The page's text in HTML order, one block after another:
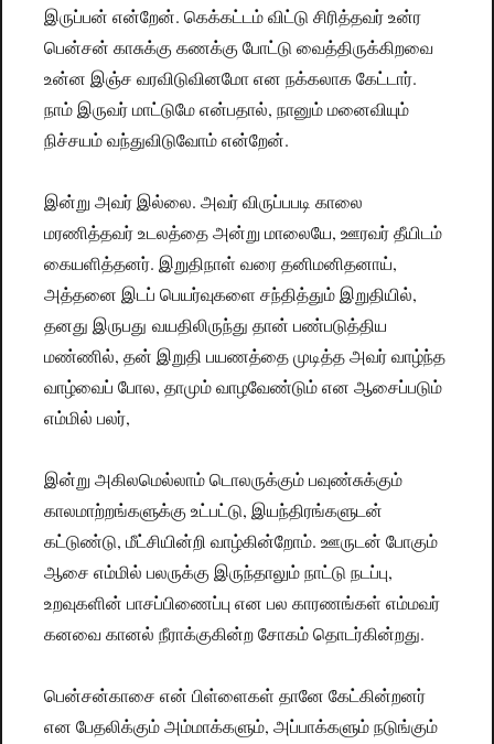
இருப்பன் என்றேன். கெக்கட்டம் விட்டு சிரித்தவர் உன்ர
பென்சன் காசுக்கு கணக்கு போட்டு வைத்திருக்கிறவை
உன்ன இஞ்ச வரவிடுவினமோ என நக்கலாக கேட்டார்.
நாம் இருவர் மாட்டுமே என்பதால், நானும் மனைவியும்
நிச்சயம் வந்துவிடுவோம் என்றேன்.
இன்று அவர் இல்லை. அவர் விருப்பபடி காலை
மரணித்தவர் உடலத்தை அன்று மாலையே, ஊரவர் தீயிடம்
கையளித்தனர். இறுதிநாள் வரை தனிமனிதனாய்,
அத்தனை இடப் பெயர்வுகளை சந்தித்தும் இறுதியில்,
தனது இருபது வயதிலிருந்து தான் பண்படுத்திய
மண்ணில், தன் இறுதி பயணத்தை முடித்த அவர் வாழ்ந்த
வாழ்வைப் போல, தாமும் வாழவேண்டும் என ஆசைப்படும்
எம்மில் பலர்,
இன்று அகிலமெல்லாம் டொலருக்கும் பவுண்சுக்கும்
காலமாற்றங்களுக்கு உட்பட்டு, இயந்திரங்களுடன்
கட்டுண்டு, மீட்சியின்றி வாழ்கின்றோம். ஊருடன் போகும்
ஆசை எம்மில் பலருக்கு இருந்தாலும் நாட்டு நடப்பு,
உறவுகளின் பாசப்பிணைப்பு என பல காரணங்கள் எம்மவர்
கனவை கானல் நீராக்குகின்ற சோகம் தொடர்கின்றது.
பென்சன்காசை என் பிள்ளைகள் தானே கேட்கின்றனர்
என பேதலிக்கும் அம்மாக்களும், அப்பாக்களும் நடுங்கும்